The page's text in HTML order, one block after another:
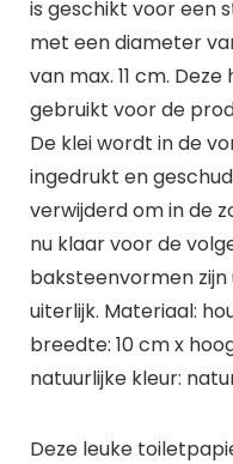
is geschikt voor een
met een diameter
van max. 11 cm.
gebruikt voor de
De klei wordt in de
ingedrukt en
verwijderd om in de
nu klaar voor de
baksteenvormen
uiterlijk. Materiaal:
breedte: 10 cm x
natuurlijke kleur:
Deze leuke